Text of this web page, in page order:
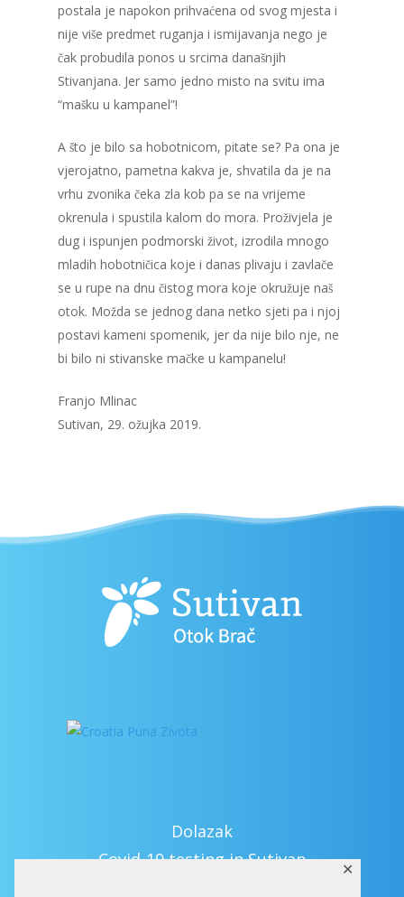
✕
postala je napokon prihvaćena od svog mjesta i
nije više predmet ruganja i ismijavanja nego je
čak probudila ponos u srcima današnjih
Stivanjana. Jer samo jedno misto na svitu ima
“mašku u kampanel”!
A što je bilo sa hobotnicom, pitate se? Pa ona je
vjerojatno, pametna kakva je, shvatila da je na
vrhu zvonika čeka zla kob pa se na vrijeme
okrenula i spustila kalom do mora. Proživjela je
dug i ispunjen podmorski život, izrodila mnogo
mladih hobotničica koje i danas plivaju i zavlače
se u rupe na dnu čistog mora koje okružuje naš
otok. Možda se jednog dana netko sjeti pa i njoj
postavi kameni spomenik, jer da nije bilo nje, ne
bi bilo ni stivanske mačke u kampanelu!
Franjo Mlinac
Sutivan, 29. ožujka 2019.
Dolazak
Covid-19 testing in Sutivan